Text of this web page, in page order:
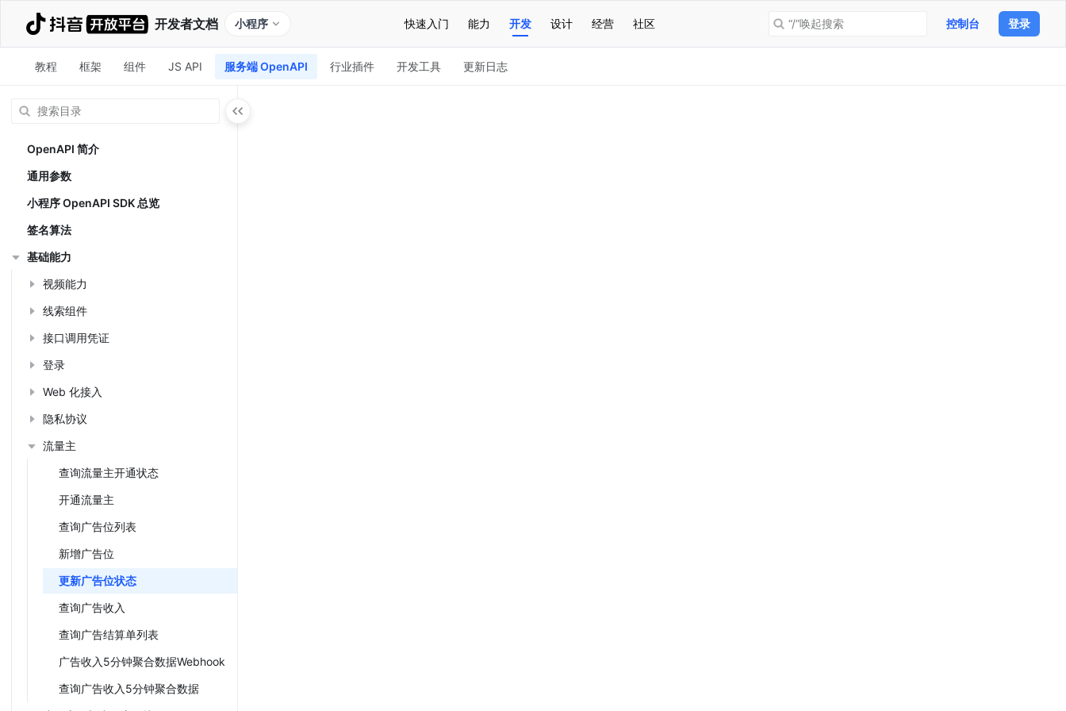
开发者文档 小程序 快速入门 能力 开发 设计 经营 社区 “/”唤起搜索 控制台 登录
教程 框架 组件 JS API 服务端 OpenAPI 行业插件 开发工具 更新日志
OpenAPI 简介
通用参数
小程序 OpenAPI SDK 总览
签名算法
基础能力
视频能力
线索组件
接口调用凭证
登录
Web 化接入
隐私协议
流量主
查询流量主开通状态
开通流量主
查询广告位列表
新增广告位
更新广告位状态
查询广告收入
查询广告结算单列表
广告收入5分钟聚合数据Webhook
查询广告收入5分钟聚合数据